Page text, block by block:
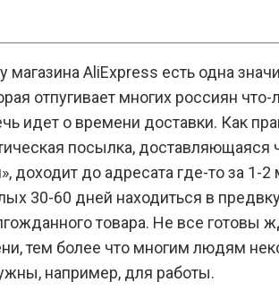
магазина AliExpress есть одна
отпугивает многих россиян что-
идет о времени доставки. Как
посылка, доставляющаяся
доходит до адресата где-то за 1-2
30-60 дней находиться в
товара. Не все готовы
тем более что многим людям
например, для работы.